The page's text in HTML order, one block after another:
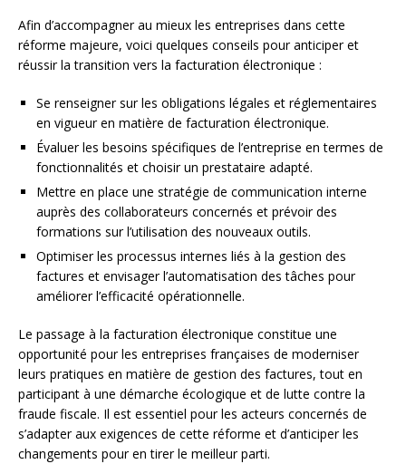
Afin d’accompagner au mieux les entreprises dans cette
réforme majeure, voici quelques conseils pour anticiper et
réussir la transition vers la facturation électronique :
Se renseigner sur les obligations légales et réglementaires
en vigueur en matière de facturation électronique.
Évaluer les besoins spécifiques de l’entreprise en termes de
fonctionnalités et choisir un prestataire adapté.
Mettre en place une stratégie de communication interne
auprès des collaborateurs concernés et prévoir des
formations sur l’utilisation des nouveaux outils.
Optimiser les processus internes liés à la gestion des
factures et envisager l’automatisation des tâches pour
améliorer l’efficacité opérationnelle.
Le passage à la facturation électronique constitue une
opportunité pour les entreprises françaises de moderniser
leurs pratiques en matière de gestion des factures, tout en
participant à une démarche écologique et de lutte contre la
fraude fiscale. Il est essentiel pour les acteurs concernés de
s’adapter aux exigences de cette réforme et d’anticiper les
changements pour en tirer le meilleur parti.